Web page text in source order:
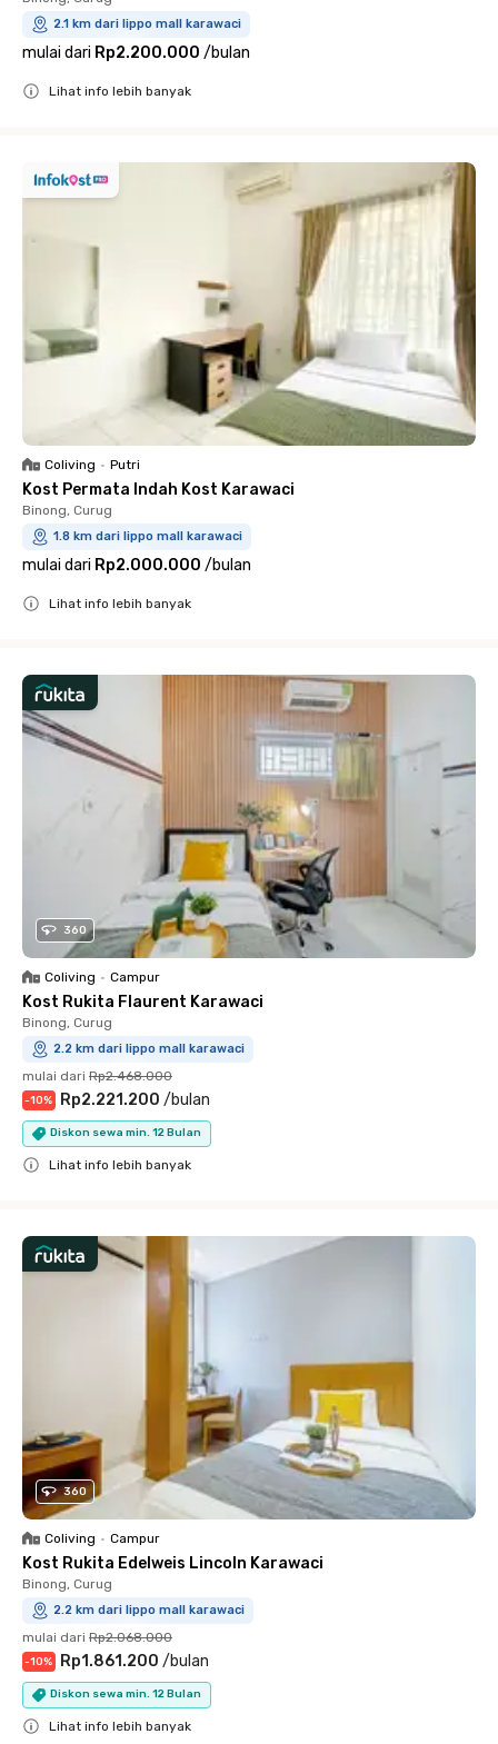
2.1 km dari lippo mall karawaci
mulai dari Rp2.200.000 /bulan
Lihat info lebih banyak
Coliving • Putri
Kost Permata Indah Kost Karawaci
Binong, Curug
1.8 km dari lippo mall karawaci
mulai dari Rp2.000.000 /bulan
Lihat info lebih banyak
360
Coliving • Campur
Kost Rukita Flaurent Karawaci
Binong, Curug
2.2 km dari lippo mall karawaci
mulai dari Rp2.468.000
-10% Rp2.221.200 /bulan
Diskon sewa min. 12 Bulan
Lihat info lebih banyak
360
Coliving • Campur
Kost Rukita Edelweis Lincoln Karawaci
Binong, Curug
2.2 km dari lippo mall karawaci
mulai dari Rp2.068.000
-10% Rp1.861.200 /bulan
Diskon sewa min. 12 Bulan
Lihat info lebih banyak